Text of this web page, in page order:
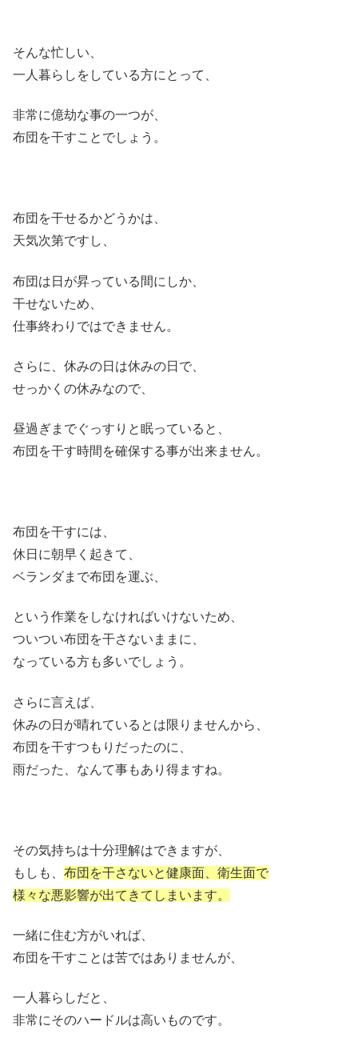
そんな忙しい、
一人暮らしをしている方にとって、
非常に億劫な事の一つが、
布団を干すことでしょう。
布団を干せるかどうかは、
天気次第ですし、
布団は日が昇っている間にしか、
干せないため、
仕事終わりではできません。
さらに、休みの日は休みの日で、
せっかくの休みなので、
昼過ぎまでぐっすりと眠っていると、
布団を干す時間を確保する事が出来ません。
布団を干すには、
休日に朝早く起きて、
ベランダまで布団を運ぶ、
という作業をしなければいけないため、
ついつい布団を干さないままに、
なっている方も多いでしょう。
さらに言えば、
休みの日が晴れているとは限りませんから、
布団を干すつもりだったのに、
雨だった、なんて事もあり得ますね。
その気持ちは十分理解はできますが、
もしも、 布団を干さないと健康面、衛生面で
様々な悪影響が出てきてしまいます。
一緒に住む方がいれば、
布団を干すことは苦ではありませんが、
一人暮らしだと、
非常にそのハードルは高いものです。